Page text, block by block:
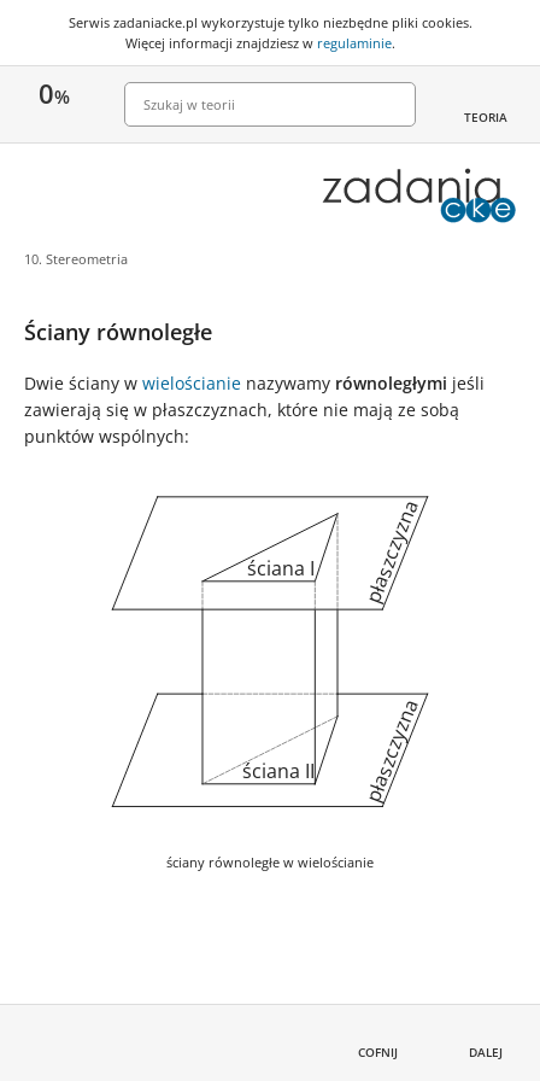
Serwis zadaniacke.pl wykorzystuje tylko niezbędne pliki cookies.
Więcej informacji znajdziesz w regulaminie.
0%
TEORIA
10. Stereometria
Ściany równoległe
Dwie ściany w wielościanie nazywamy równoległymi jeśli
zawierają się w płaszczyznach, które nie mają ze sobą
punktów wspólnych:
ściana I
ściana II płaszczyzna
płaszczyzna
ściany równoległe w wielościanie
COFNIJ DALEJ